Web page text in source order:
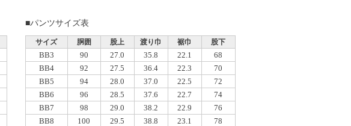
■パンツサイズ表
サイズ 胴囲 股上 渡り巾 裾巾 股下
BB3 90 27.0 35.8 22.1
68
BB4
92 27.5 36.4 22.3
70
BB5
94 28.0 37.0 22.5
72
BB6
96 28.5 37.6 22.7
74
BB7
98 29.0 38.2 22.9
76
BB8
100 29.5 38.8 23.1 78